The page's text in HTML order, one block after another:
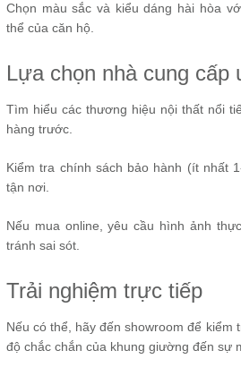
Chọn màu sắc và kiểu dáng hài hòa
thể của căn hộ.
Lựa chọn nhà cung cấp
Tìm hiểu các thương hiệu nội thất nổi
hàng trước.
Kiểm tra chính sách bảo hành (ít nhất
tận nơi.
Nếu mua online, yêu cầu hình ảnh
tránh sai sót.
Trải nghiệm trực tiếp
Nếu có thể, hãy đến showroom để kiểm
độ chắc chắn của khung giường đến sự